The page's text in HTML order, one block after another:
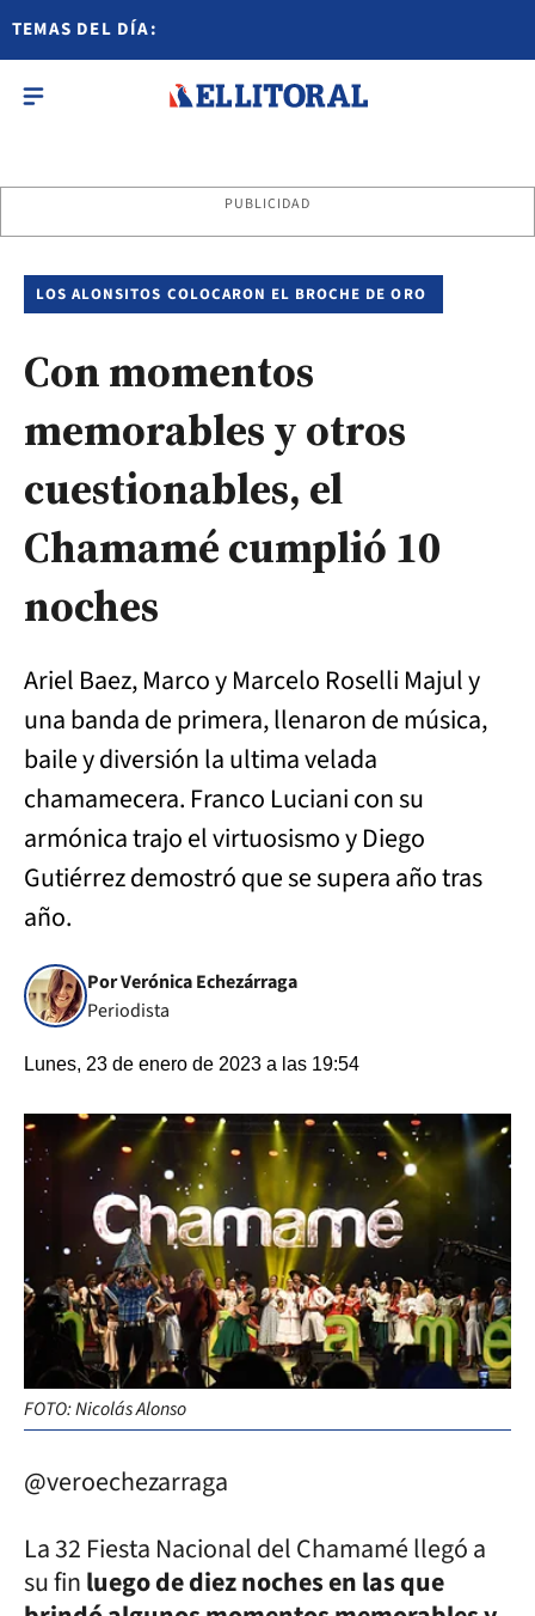
TEMAS DEL DÍA:
PUBLICIDAD
LOS ALONSITOS COLOCARON EL BROCHE DE ORO
Con momentos
memorables y otros
cuestionables, el
Chamamé cumplió 10
noches
Ariel Baez, Marco y Marcelo Roselli Majul y
una banda de primera, llenaron de música,
baile y diversión la ultima velada
chamamecera. Franco Luciani con su
armónica trajo el virtuosismo y Diego
Gutiérrez demostró que se supera año tras
año.
Por Verónica Echezárraga
Periodista
Lunes, 23 de enero de 2023 a las 19:54
FOTO: Nicolás Alonso
@veroechezarraga
La 32 Fiesta Nacional del Chamamé llegó a
su finluego de diez noches en las que